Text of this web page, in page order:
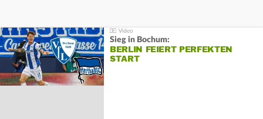
Sieg in Bochum:
BERLIN FEIERT PERFEKTEN
START